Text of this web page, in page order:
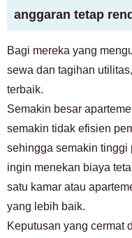
anggaran tetap
Bagi mereka yang
sewa dan tagihan
terbaik.
Semakin besar
semakin tidak efisien
sehingga semakin tinggi
ingin menekan biaya
satu kamar atau
yang lebih baik.
Keputusan yang cermat